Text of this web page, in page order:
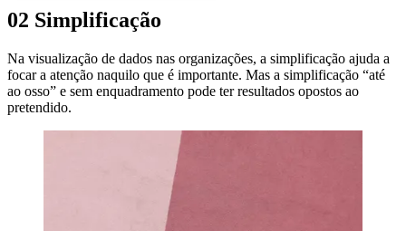
02 Simplificação
Na visualização de dados nas organizações, a simplificação ajuda a
focar a atenção naquilo que é importante. Mas a simplificação “até
ao osso” e sem enquadramento pode ter resultados opostos ao
pretendido.